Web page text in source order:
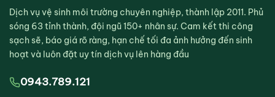
Dịch vụ vệ sinh môi trường chuyên nghiệp, thành lập 2011. Phủ
sóng 63 tỉnh thành, đội ngũ 150+ nhân sự. Cam kết thi công
sạch sẽ, báo giá rõ ràng, hạn chế tối đa ảnh hưởng đến sinh
hoạt và luôn đặt uy tín dịch vụ lên hàng đầu
0943.789.121